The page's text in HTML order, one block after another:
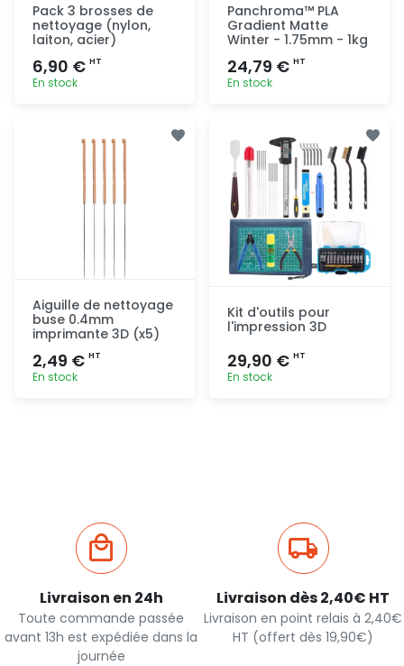
Pack 3 brosses de
nettoyage (nylon,
laiton, acier)
6,90 € HT
En stock
rapide
Panchroma™ PLA
Gradient Matte
Winter - 1.75mm - 1kg
24,79 € HT
En stock
rapide
Aiguille de nettoyage
buse 0.4mm
imprimante 3D (x5)
2,49 € HT
En stock
Kit d'outils pour
l'impression 3D
29,90 € HT
En stock
Livraison en 24h
Toute commande passée
avant 13h est expédiée dans la
journée
Livraison dès 2,40€ HT
Livraison en point relais à 2,40€
HT (offert dès 19,90€)